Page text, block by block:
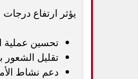
يؤثر ارتفاع
تحسين عملية
تقليل الشعور
دعم نشاط